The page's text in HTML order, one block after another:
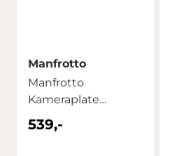
Manfrotto
Manfrotto
Kameraplate
MSQ6PL for MSQ6
539,-